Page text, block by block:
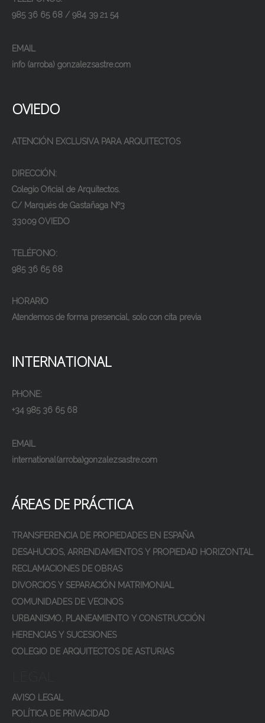
985 36 65 68 / 984 39 21 54
EMAIL
info (arroba) gonzalezsastre.com
OVIEDO
ATENCIÓN EXCLUSIVA PARA ARQUITECTOS
DIRECCIÓN:
Colegio Oficial de Arquitectos.
C/ Marqués de Gastañaga Nº3
33009 OVIEDO
TELÉFONO:
985 36 65 68
HORARIO
Atendemos de forma presencial, solo con cita previa
INTERNATIONAL
PHONE:
+34 985 36 65 68
EMAIL
international(arroba)gonzalezsastre.com
ÁREAS DE PRÁCTICA
TRANSFERENCIA DE PROPIEDADES EN ESPAÑA
DESAHUCIOS, ARRENDAMIENTOS Y PROPIEDAD HORIZONTAL
RECLAMACIONES DE OBRAS
DIVORCIOS Y SEPARACIÓN MATRIMONIAL
COMUNIDADES DE VECINOS
URBANISMO, PLANEAMIENTO Y CONSTRUCCIÓN
HERENCIAS Y SUCESIONES
COLEGIO DE ARQUITECTOS DE ASTURIAS
AVISO LEGAL
POLÍTICA DE PRIVACIDAD